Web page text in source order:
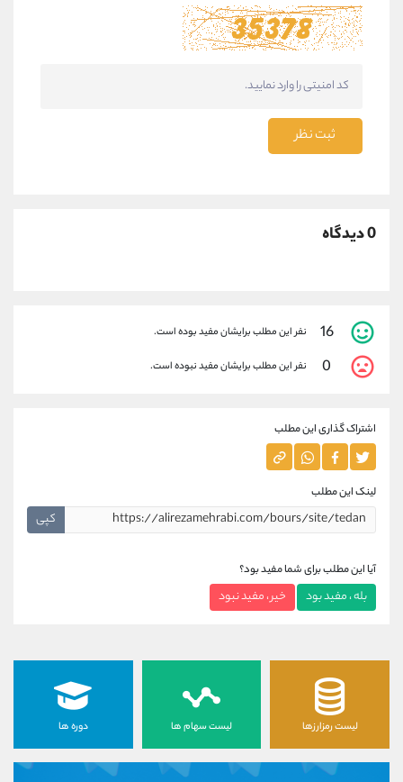
ثبت نظر
0 دیدگاه
16 نفر این مطلب برایشان مفید بوده است.
0 نفر این مطلب برایشان مفید نبوده است.
اشتراک گذاری این مطلب
لینک این مطلب
کپی
آیا این مطلب برای شما مفید بود؟
بله ، مفید بود خیر ، مفید نبود
لیست رمزارزها لیست سهام ها دوره ها